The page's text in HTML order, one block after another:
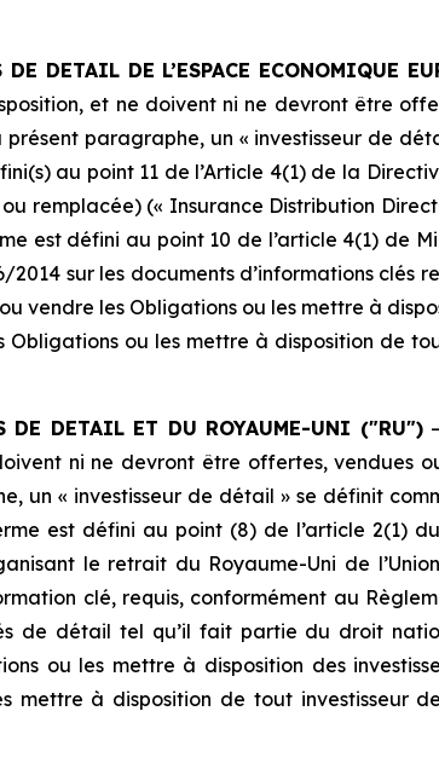
DETAIL DE L’ESPACE ECONOMIQUE
et ne doivent ni ne devront être
présent paragraphe, un « investisseur de
au point 11 de l’Article 4(1) de la
remplacée) (« Insurance Distribution
est défini au point 10 de l’article 4(1) de
2014 sur les documents d’informations
vendre les Obligations ou les mettre à
ou les mettre à disposition de
DE DETAIL ET DU ROYAUME-UNI ("RU")–
ni ne devront être offertes, vendues
un « investisseur de détail » se définit
est défini au point (8) de l’article 2(1)
le retrait du Royaume-Uni de
clé, requis, conformément au
de détail tel qu’il fait partie du droit
ou les mettre à disposition des
mettre à disposition de tout investisseur